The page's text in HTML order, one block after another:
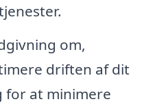
om,
driften af dit
at minimere